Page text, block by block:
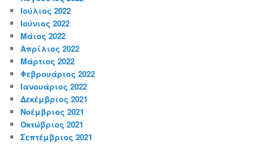
Ιούλιος 2022
Ιούνιος 2022
Μάιος 2022
Απρίλιος 2022
Μάρτιος 2022
Φεβρουάριος 2022
Ιανουάριος 2022
Δεκέμβριος 2021
Νοέμβριος 2021
Οκτώβριος 2021
Σεπτέμβριος 2021